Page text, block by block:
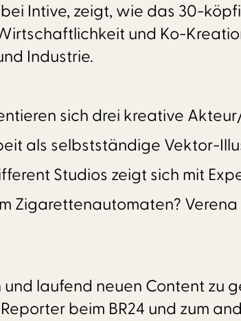
Intive, zeigt, wie das 30-
und Ko-
Industrie.
sich drei kreative
als selbstständige Vektor-
Studios zeigt sich mit
Zigarettenautomaten?
laufend neuen Content zu
beim BR24 und zum